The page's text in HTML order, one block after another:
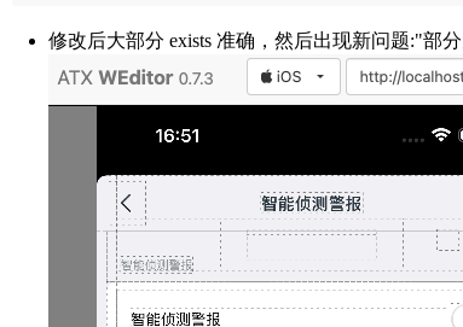
修改后大部分 exists 准确，然后出现新问题:"部